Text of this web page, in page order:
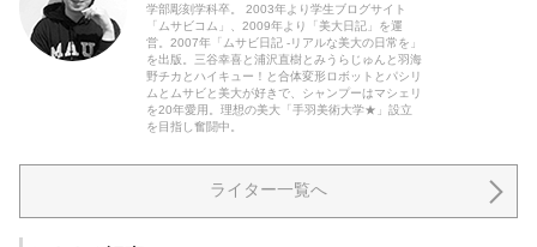
学部彫刻学科卒。 2003年より学生ブログサイト
「ムサビコム」、2009年より「美大日記」を運
営。2007年「ムサビ日記 -リアルな美大の日常を」
を出版。三谷幸喜と浦沢直樹とみうらじゅんと羽海
野チカとハイキュー！と合体変形ロボットとパシリ
ムとムサビと美大が好きで、シャンプーはマシェリ
を20年愛用。理想の美大「手羽美術大学★」設立
を目指し奮闘中。
ライター一覧へ